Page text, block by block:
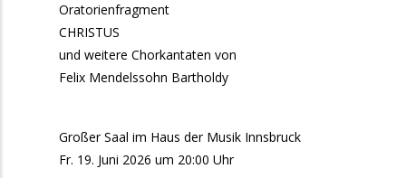
Oratorienfragment
CHRISTUS
und weitere Chorkantaten von
Felix Mendelssohn Bartholdy
Großer Saal im Haus der Musik Innsbruck
Fr. 19. Juni 2026 um 20:00 Uhr